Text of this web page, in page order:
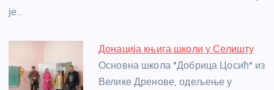
је…
Донација књига школи у Селишту
Основна школа "Добрица Цосић" из
Велике Дренове, одељење у